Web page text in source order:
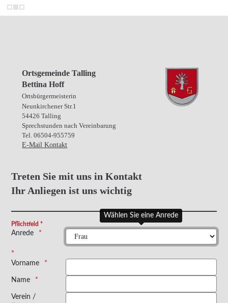
Ortsgemeinde Talling
Bettina Hoff
Ortsbürgermeisterin
Neunkirchener Str.1
54426 Talling
Sprechstunden nach Vereinbarung
Tel. 06504-955759
E-Mail Kontakt
Treten Sie mit uns in Kontakt
Ihr Anliegen ist uns wichtig
Bitte lassen Sie dieses Feld leer
Pflichtfeld *
Anrede
Vorname
Name
Verein /
Wählen Sie eine Anrede